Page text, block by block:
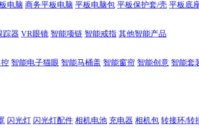
电脑 商务平板电脑 平板电脑包 平板保护套/壳 平板底
踪器 VR眼镜 智能项链 智能戒指 其他智能产品
智能电子猫眼 智能马桶盖 智能窗帘 智能创意 智能套
闪光灯 闪光灯配件 相机电池 充电器 相机包 转接环/转